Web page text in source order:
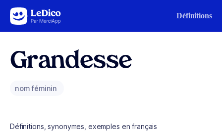
Aller au contenu Définitions
Grandesse
nom féminin
Définitions, synonymes, exemples en français